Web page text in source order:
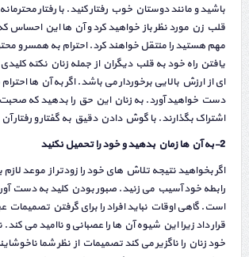
باشید و مانند دوستان خوب رفتار کنید. با رفتار
قلب زن مورد نظر باز خواهید کرد و آن ها این احساس
مهم هستید را منتقل خواهند کرد. احترام به همسر و
یافتن راه خود به قلب دیگران از جمله زنان نکته
ای از ارزش بالایی برخوردار می باشد. اگر به آن ها
دست خواهید آورد. به زنان این حق را بدهید که صحبت
اشتراک بگذارند. با گوش دادن دقیق به گفتار و رفتار آن
2-به آن ها زمان بدهید و خود را تحمیل نکنید
اگر بخواهید نتیجه تلاش های خود را زودتر از موعد لازم
رابطه خود آسیب می زنید. صبور بودن کلید به دست
است. گاهی اوقات نباید افراد را برای گرفتن
قرار داد زیرا این شیوه آن ها را عصبانی و ناامید می کند.
خود زنان را ناگزیر می کند تصمیمات از نظر شما